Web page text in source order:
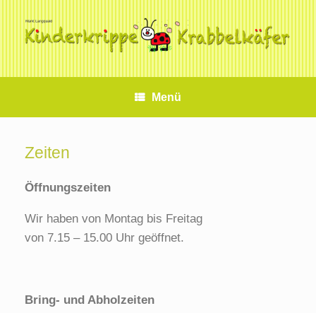
Inhalt
springen
Menü
Zeiten
Öffnungszeiten
Wir haben von Montag bis Freitag
von 7.15 – 15.00 Uhr geöffnet.
Bring- und Abholzeiten